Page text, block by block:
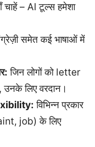
चाहें – AI टूल्स हमेशा
समेत कई भाषाओं में
जिन लोगों को letter
उनके लिए वरदान।
विभिन्न प्रकार
job) के लिए